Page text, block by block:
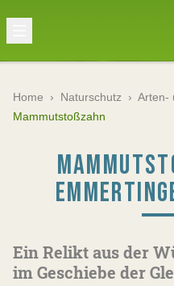
Home › Naturschutz › Arten-
Mammutstoßzahn
Ein Relikt aus der
im Geschiebe der